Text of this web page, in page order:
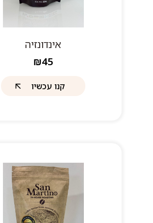
אינדונזיה
₪45
קנו עכשיו